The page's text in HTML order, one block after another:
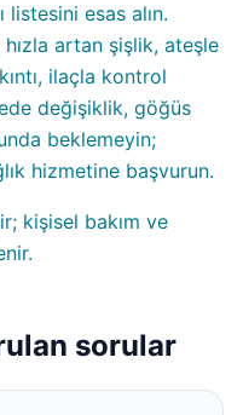
esas alın.
artan şişlik, ateşle
ilaçla kontrol
değişiklik, göğüs
beklemeyin;
hizmetine başvurun.
kişisel bakım ve
sorular